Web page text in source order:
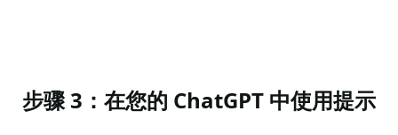
步骤 3：在您的 ChatGPT 中使用提示